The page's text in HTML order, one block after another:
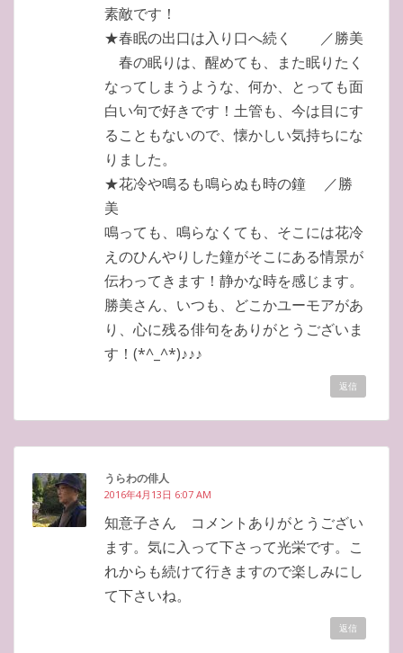
素敵です！
★春眠の出口は入り口へ続く ／勝美
春の眠りは、醒めても、また眠りたく
なってしまうような、何か、とっても面
白い句で好きです！土管も、今は目にす
ることもないので、懐かしい気持ちにな
りました。
★花冷や鳴るも鳴らぬも時の鐘 ／勝
美
鳴っても、鳴らなくても、そこには花冷
えのひんやりした鐘がそこにある情景が
伝わってきます！静かな時を感じます。
勝美さん、いつも、どこかユーモアがあ
り、心に残る俳句をありがとうございま
す！(*^_^*)♪♪♪
返信
うらわの俳人
2016年4月13日 6:07 AM
知意子さん コメントありがとうござい
ます。気に入って下さって光栄です。こ
れからも続けて行きますので楽しみにし
て下さいね。
返信